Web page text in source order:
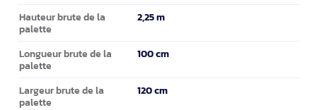
Hauteur brute de la
palette
2,25 m
Longueur brute de la
palette
100 cm
Largeur brute de la
palette
120 cm